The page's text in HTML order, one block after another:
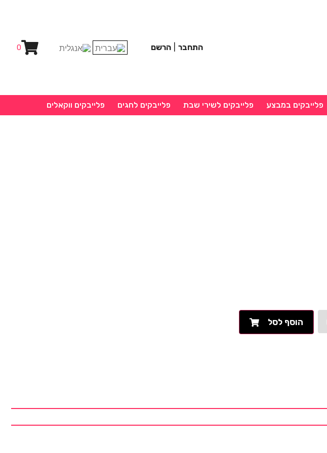
התחבר הרשם 0
פלייבקים במבצע פלייבקים לשירי שבת פלייבקים לחגים פלייבקים ווקאלים
הוסף לסל